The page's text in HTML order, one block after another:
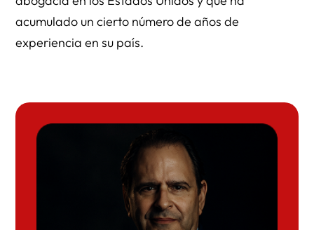
acumulado un cierto número de años de
experiencia en su país.